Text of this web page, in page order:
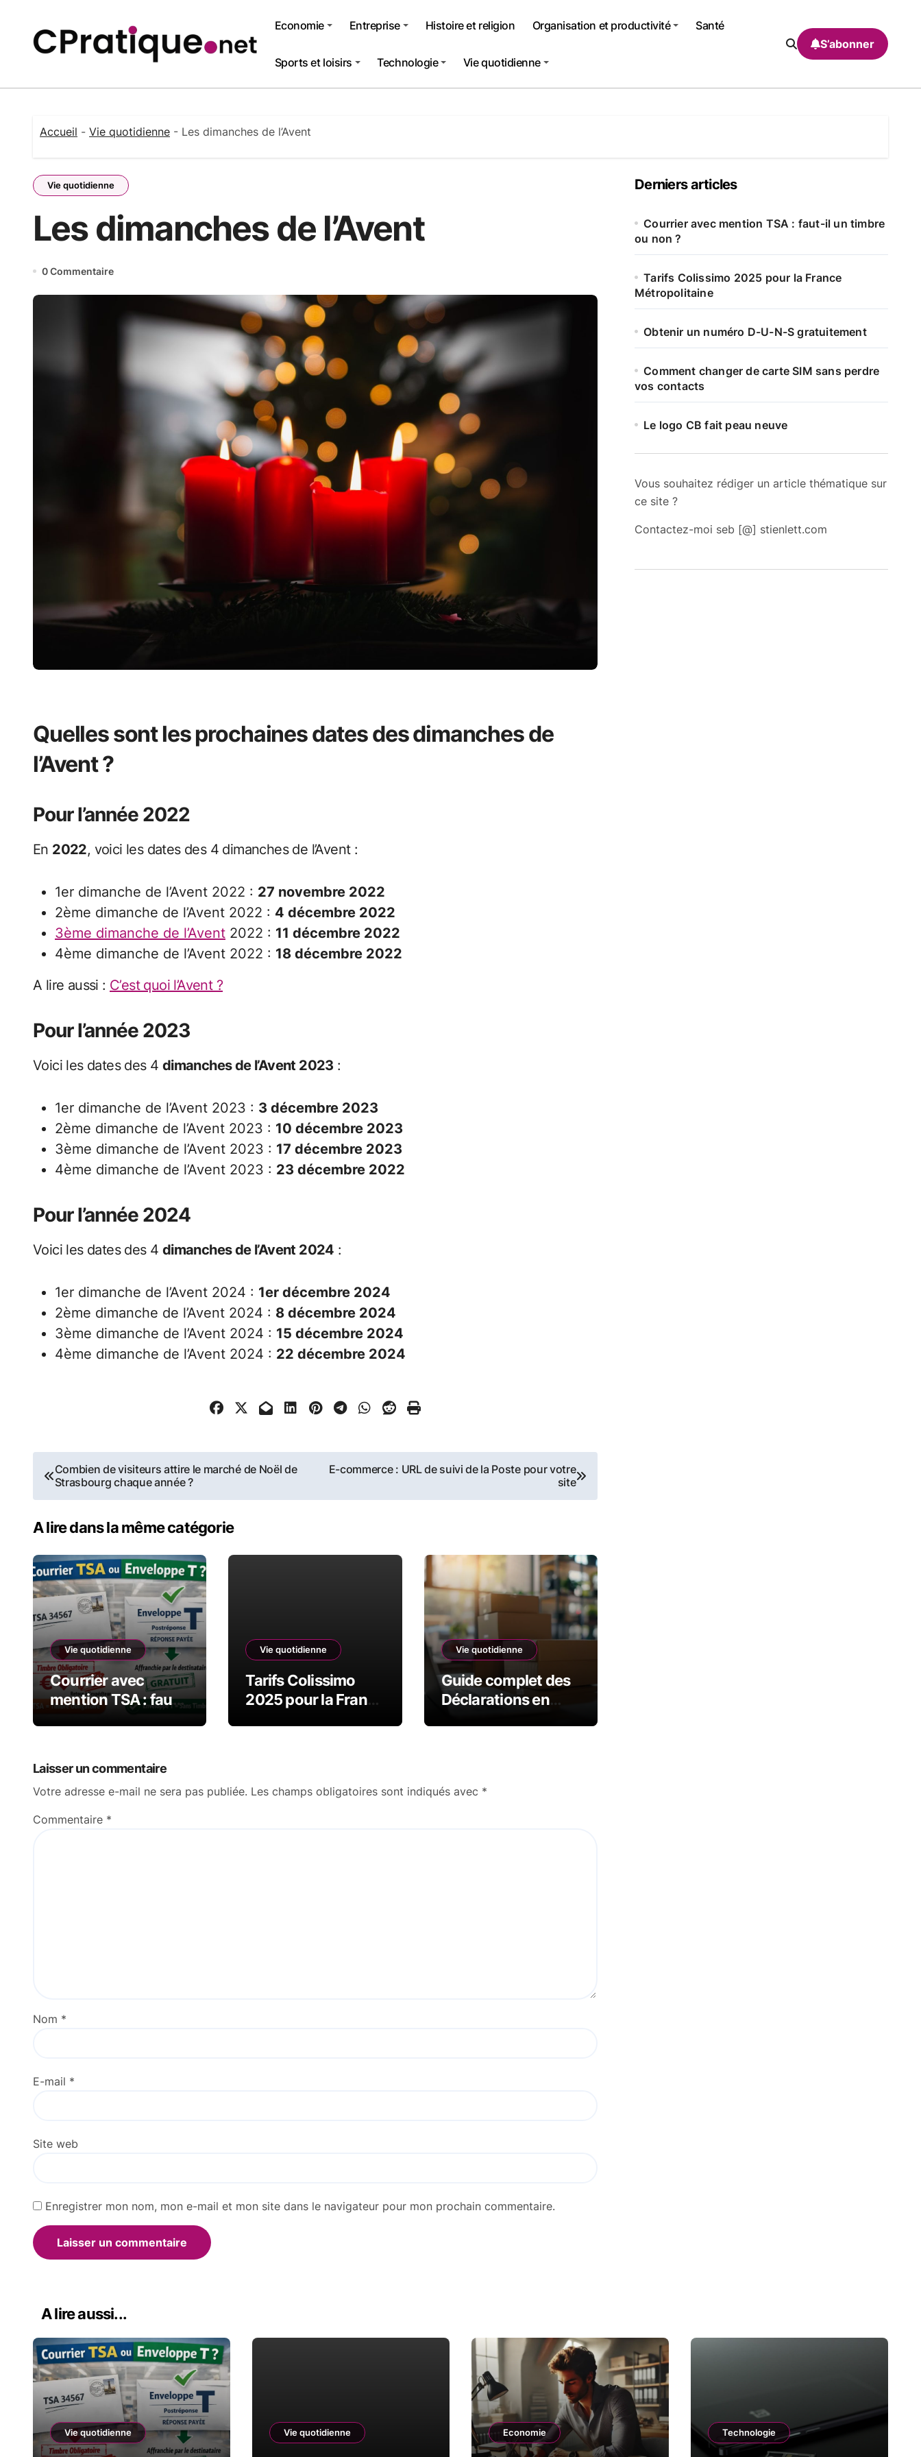
contenu
Economie Entreprise Histoire et religion Organisation et productivité Santé
Sports et loisirs Technologie Vie quotidienne
S’abonner
Accueil - Vie quotidienne - Les dimanches de l’Avent
Vie quotidienne
Les dimanches de l’Avent
0 Commentaire
Quelles sont les prochaines dates des dimanches de
l’Avent ?
Pour l’année 2022
En 2022, voici les dates des 4 dimanches de l’Avent :
1er dimanche de l’Avent 2022 : 27 novembre 2022
2ème dimanche de l’Avent 2022 : 4 décembre 2022
3ème dimanche de l’Avent 2022 : 11 décembre 2022
4ème dimanche de l’Avent 2022 : 18 décembre 2022
A lire aussi : C’est quoi l’Avent ?
Pour l’année 2023
Voici les dates des 4 dimanches de l’Avent 2023 :
1er dimanche de l’Avent 2023 : 3 décembre 2023
2ème dimanche de l’Avent 2023 : 10 décembre 2023
3ème dimanche de l’Avent 2023 : 17 décembre 2023
4ème dimanche de l’Avent 2023 : 23 décembre 2022
Pour l’année 2024
Voici les dates des 4 dimanches de l’Avent 2024 :
1er dimanche de l’Avent 2024 : 1er décembre 2024
2ème dimanche de l’Avent 2024 : 8 décembre 2024
3ème dimanche de l’Avent 2024 : 15 décembre 2024
4ème dimanche de l’Avent 2024 : 22 décembre 2024
Navigation
de
l’article
Combien de visiteurs attire le marché de Noël de
Strasbourg chaque année ?
E-commerce : URL de suivi de la Poste pour votre
site
A lire dans la même catégorie
Vie quotidienne
Courrier avec
mention TSA : faut-
Vie quotidienne
Tarifs Colissimo
2025 pour la France
Vie quotidienne
Guide complet des
Déclarations en
Laisser un commentaire
Votre adresse e-mail ne sera pas publiée. Les champs obligatoires sont indiqués avec *
Commentaire *
Nom *
E-mail *
Site web
Enregistrer mon nom, mon e-mail et mon site dans le navigateur pour mon prochain commentaire.
Derniers articles
Courrier avec mention TSA : faut-il un timbre
ou non ?
Tarifs Colissimo 2025 pour la France
Métropolitaine
Obtenir un numéro D-U-N-S gratuitement
Comment changer de carte SIM sans perdre
vos contacts
Le logo CB fait peau neuve
Vous souhaitez rédiger un article thématique sur
ce site ?
Contactez-moi seb [@] stienlett.com
A lire aussi...
Vie quotidienne Vie quotidienne Economie Technologie